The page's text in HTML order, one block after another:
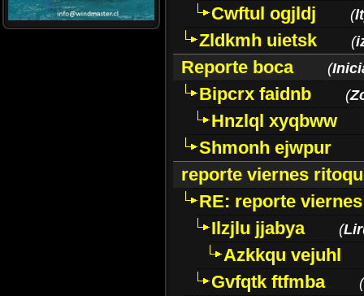
Cwftul ogjldj
(
Zldkmh uietsk (
Reporte boca (
Bipcrx faidnb (
Hnzlql xyqbww
Shmonh ejwpur
reporte viernes
RE: reporte
Ilzjlu jjabya
(
Azkkqu vejuhl
Gvfqtk ftfmba
(